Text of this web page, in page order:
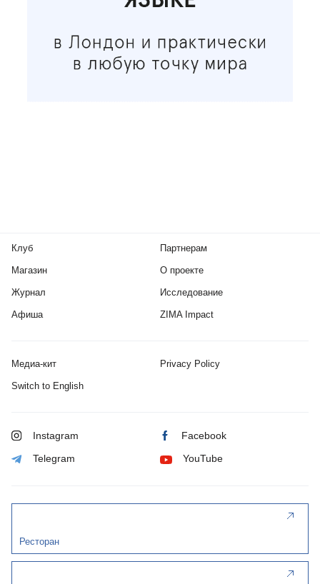
Клуб
Магазин
Журнал
Афиша
Партнерам
О проекте
Исследование
ZIMA Impact
Медиа-кит Privacy Policy
Switch to English
Instagram Facebook
Telegram YouTube
Ресторан